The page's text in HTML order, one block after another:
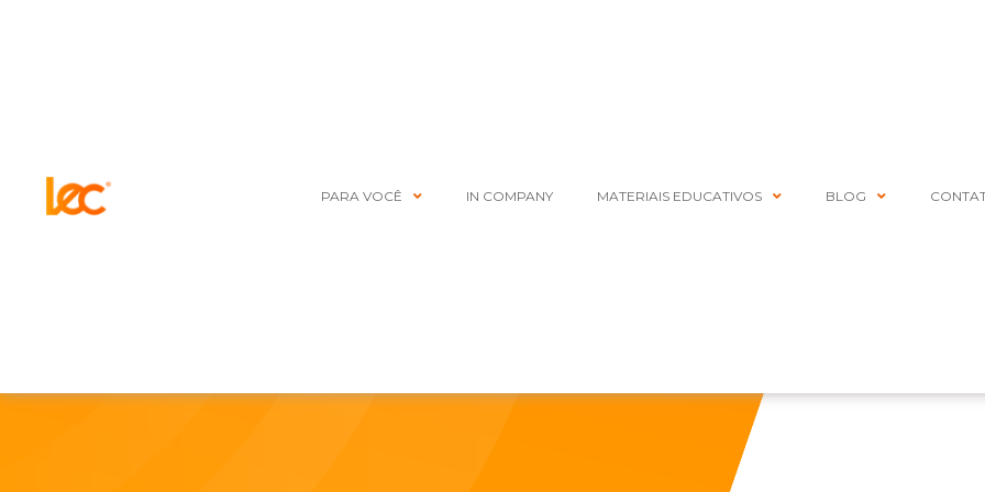
PARA VOCÊ IN COMPANY MATERIAIS EDUCATIVOS BLOG